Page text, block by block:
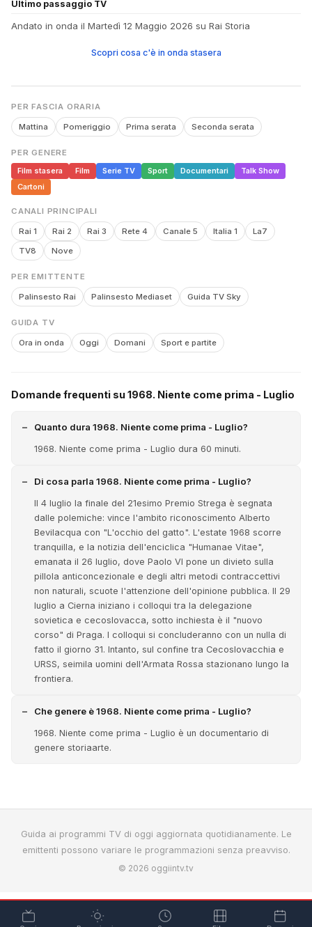
Ultimo passaggio TV
Andato in onda il Martedì 12 Maggio 2026 su Rai Storia
Scopri cosa c'è in onda stasera
PER FASCIA ORARIA
Mattina Pomeriggio Prima serata Seconda serata
PER GENERE
Film stasera
Film Serie TV Sport Documentari
Talk Show
Cartoni
CANALI PRINCIPALI
Rai 1 Rai 2 Rai 3 Rete 4 Canale 5 Italia 1
La7
TV8
Nove
PER EMITTENTE
Palinsesto Rai Palinsesto Mediaset Guida TV Sky
GUIDA TV
Ora in onda Oggi Domani Sport e partite
Domande frequenti su 1968. Niente come prima - Luglio
Quanto dura 1968. Niente come prima - Luglio?
1968. Niente come prima - Luglio dura 60 minuti.
Di cosa parla 1968. Niente come prima - Luglio?
Il 4 luglio la finale del 21esimo Premio Strega è segnata
dalle polemiche: vince l'ambito riconoscimento Alberto
Bevilacqua con "L'occhio del gatto". L'estate 1968 scorre
tranquilla, e la notizia dell'enciclica "Humanae Vitae",
emanata il 26 luglio, dove Paolo VI pone un divieto sulla
pillola anticoncezionale e degli altri metodi contraccettivi
non naturali, scuote l'attenzione dell'opinione pubblica. Il 29
luglio a Cierna iniziano i colloqui tra la delegazione
sovietica e cecoslovacca, sotto inchiesta è il "nuovo
corso" di Praga. I colloqui si concluderanno con un nulla di
fatto il giorno 31. Intanto, sul confine tra Cecoslovacchia e
URSS, seimila uomini dell'Armata Rossa stazionano lungo la
frontiera.
Che genere è 1968. Niente come prima - Luglio?
1968. Niente come prima - Luglio è un documentario di
genere storiaarte.
Guida ai programmi TV di oggi aggiornata quotidianamente. Le
emittenti possono variare le programmazioni senza preavviso.
© 2026 oggiintv.tv